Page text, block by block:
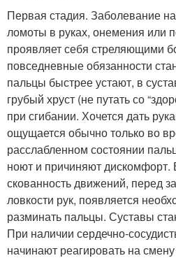
Первая стадия. Заболевание
ломоты в руках, онемения или
проявляет себя стреляющими
повседневные обязанности
пальцы быстрее устают, в
грубый хруст (не путать со
при сгибании. Хочется дать
ощущается обычно только во
расслабленном состоянии
ноют и причиняют
скованность движений, перед
ловкости рук, появляется
разминать пальцы. Суставы
При наличии сердечно-
начинают реагировать на